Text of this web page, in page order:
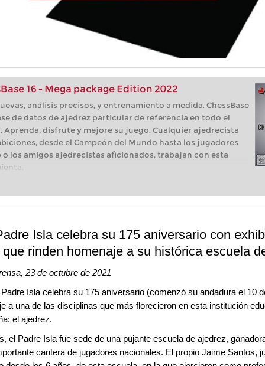
16 - Mega package Edition 2022
análisis precisos, y entrenamiento a medida. ChessBase
de datos de ajedrez particular de referencia en todo el
Aprenda, disfrute y mejore su juego. Cualquier ajedrecista
desde el Campeón del Mundo hasta los jugadores
o los amigos ajedrecistas aficionados, trabajan con esta
Isla celebra su 175 aniversario con
rinden homenaje a su histórica escuela
23 de octubre de 2021
Isla celebra su 175 aniversario (comenzó su andadura el 10
a una de las disciplinas que más florecieron en esta institución
el ajedrez.
el Padre Isla fue sede de una pujante escuela de ajedrez,
cantera de jugadores nacionales. El propio Jaime Santos,